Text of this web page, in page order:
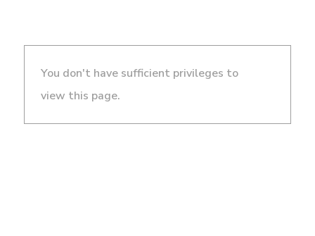
You don't have sufficient privileges to
view this page.